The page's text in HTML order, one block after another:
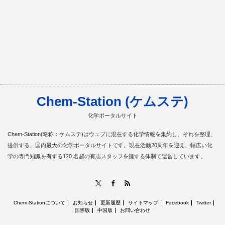
Chem-Station (ケムステ)
化学ポータルサイト
Chem-Station(略称：ケムステ)はウェブに混在する化学情報を集約し、それを整理、
提供する、国内最大の化学ポータルサイトです。現在活動20周年を迎え、幅広い化
学の専門知識を有する120 名超の有志スタッフを擁する体制で運営しています。
Facebook
Chem-Stationについて お知らせ 更新履歴 サイトマップ Facebook
Twitter
国際版
中国版 お問い合わせ